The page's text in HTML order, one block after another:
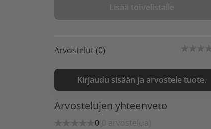
Lisää toivelistalle
Arvostelut (0)
Kirjaudu sisään ja arvostele tuote.
Arvostelujen yhteenveto
0(0 arvostelua)